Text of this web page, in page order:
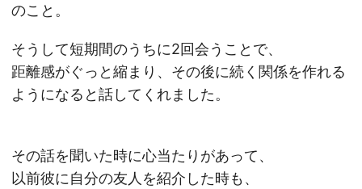
のこと。
そうして短期間のうちに2回会うことで、
距離感がぐっと縮まり、その後に続く関係を作れる
ようになると話してくれました。
その話を聞いた時に心当たりがあって、
以前彼に自分の友人を紹介した時も、